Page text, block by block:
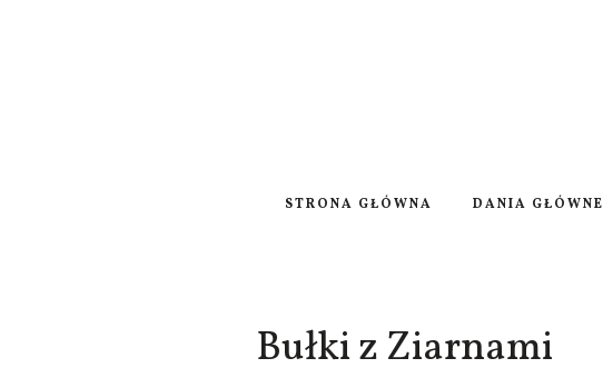
STRONA GŁÓWNA DANIA GŁÓWNE
Bułki z Ziarnami